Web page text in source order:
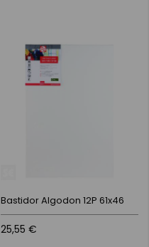
Bastidor Algodon 12P 61x46
25,55 €